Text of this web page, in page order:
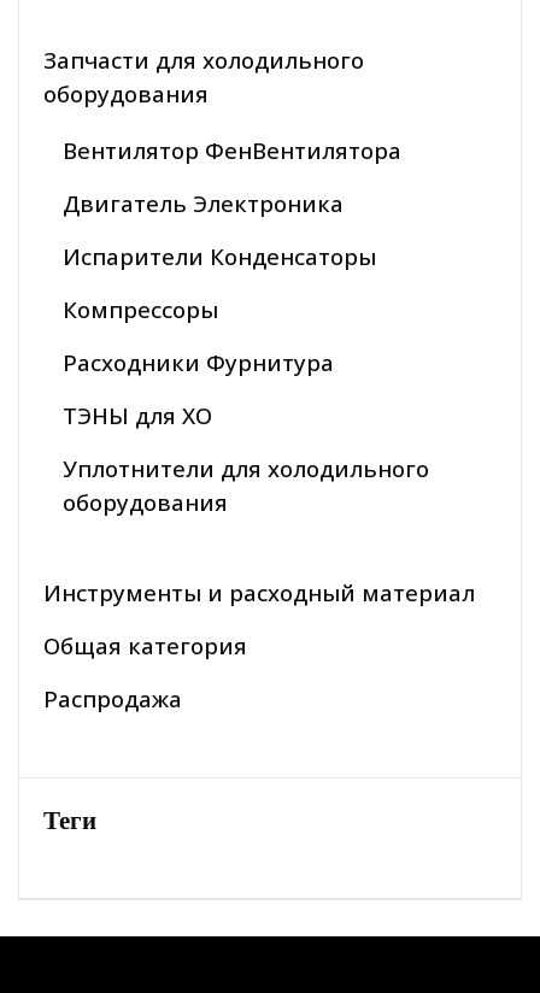
Запчасти для холодильного
оборудования
Вентилятор ФенВентилятора
Двигатель Электроника
Испарители Конденсаторы
Компрессоры
Расходники Фурнитура
ТЭНЫ для ХО
Уплотнители для холодильного
оборудования
Инструменты и расходный материал
Общая категория
Распродажа
Теги